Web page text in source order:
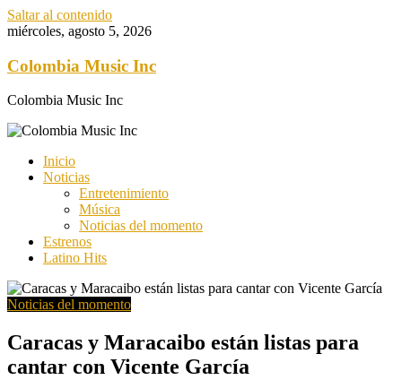
Saltar al contenido
miércoles, agosto 5, 2026
Colombia Music Inc
Colombia Music Inc
Inicio
Noticias
Entretenimiento
Música
Noticias del momento
Estrenos
Latino Hits
Noticias del momento
Caracas y Maracaibo están listas para
cantar con Vicente García